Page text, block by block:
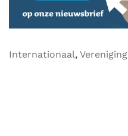
Internationaal, Vereniging